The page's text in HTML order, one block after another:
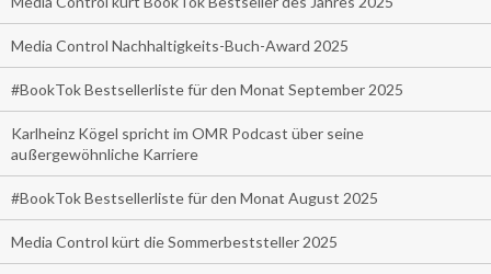
Media Control Nachhaltigkeits-Buch-Award 2025
#BookTok Bestsellerliste für den Monat September 2025
Karlheinz Kögel spricht im OMR Podcast über seine
außergewöhnliche Karriere
#BookTok Bestsellerliste für den Monat August 2025
Media Control kürt die Sommerbeststeller 2025